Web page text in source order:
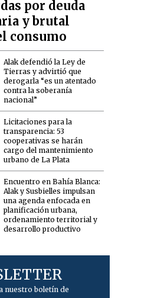
por deuda
y brutal
consumo
Alak defendió la Ley de
Tierras y advirtió que
derogarla “es un atentado
contra la soberanía
nacional”
Licitaciones para la
transparencia: 53
cooperativas se harán
cargo del mantenimiento
urbano de La Plata
Encuentro en Bahía Blanca:
Alak y Susbielles impulsan
una agenda enfocada en
planificación urbana,
ordenamiento territorial y
desarrollo productivo
nuestro boletín de